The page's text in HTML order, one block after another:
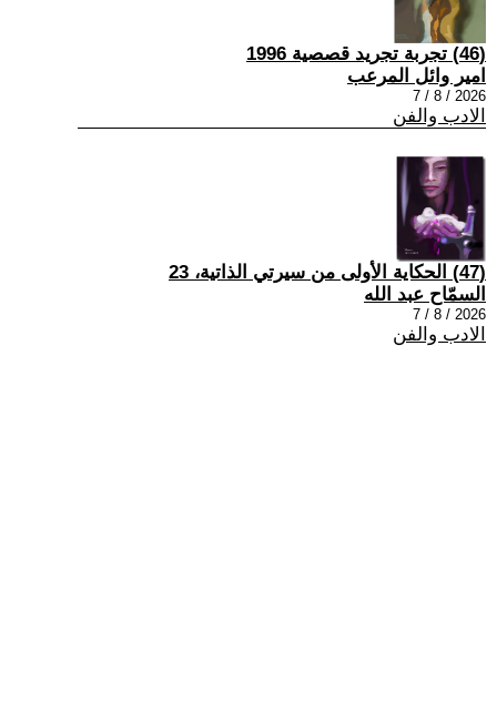
(46) تجربة تجريد قصصية 1996
امير وائل المرعب
2026 / 8 / 7
الادب والفن
(47) الحكاية الأولى من سيرتي الذاتية، 23
السمّاح عبد الله
2026 / 8 / 7
الادب والفن